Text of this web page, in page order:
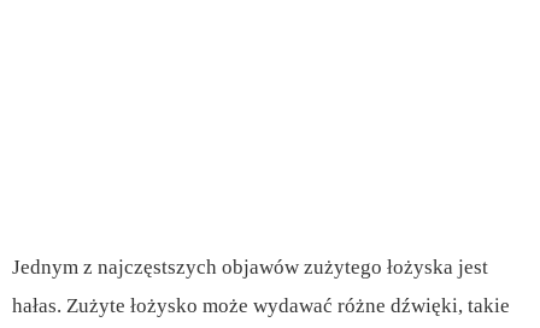
Jednym z najczęstszych objawów zużytego łożyska jest
hałas. Zużyte łożysko może wydawać różne dźwięki, takie